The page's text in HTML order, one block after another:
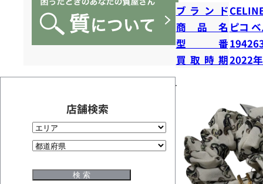
店舗検索
ブランド
商品名 ピコ
型番
買取時期2022